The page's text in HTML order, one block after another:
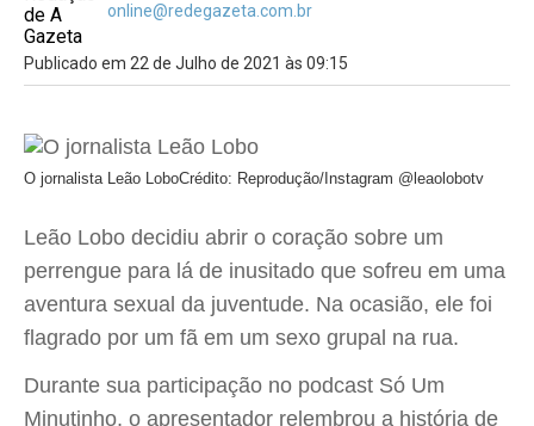
online@redegazeta.com.br
Publicado em 22 de Julho de 2021 às 09:15
O jornalista Leão LoboCrédito: Reprodução/Instagram @leaolobotv
Leão Lobo decidiu abrir o coração sobre um
perrengue para lá de inusitado que sofreu em uma
aventura sexual da juventude. Na ocasião, ele foi
flagrado por um fã em um sexo grupal na rua.
Durante sua participação no podcast Só Um
Minutinho, o apresentador relembrou a história de